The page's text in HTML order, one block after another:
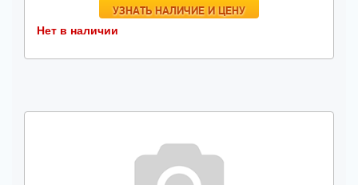
УЗНАТЬ НАЛИЧИЕ И ЦЕНУ
Нет в наличии